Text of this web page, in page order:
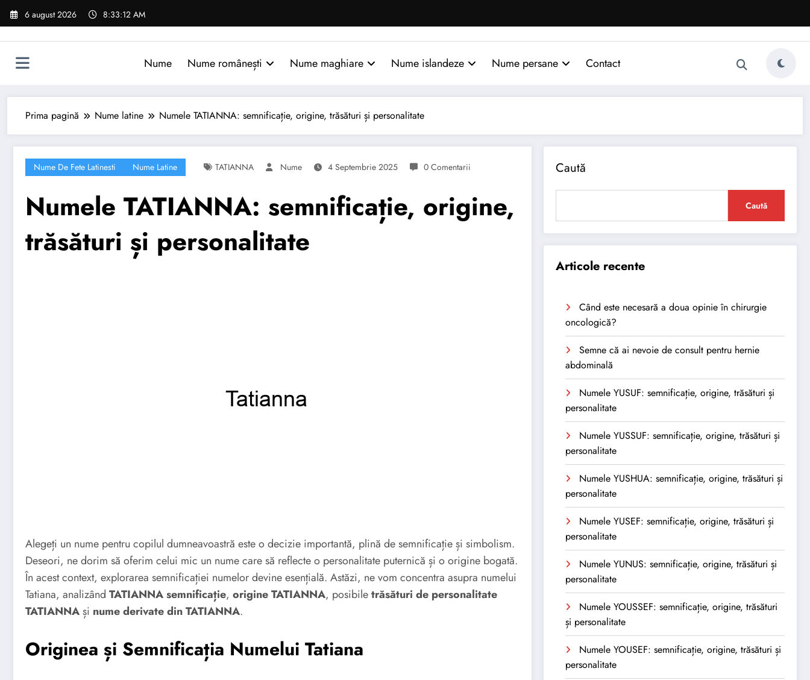
Sari
6 august 2026 8:33:13 AM
Nume Nume românești Nume maghiare Nume islandeze Nume persane Contact
Prima pagină Nume latine Numele TATIANNA: semnificație, origine, trăsături și personalitate
Nume De Fete Latinesti Nume Latine TATIANNA Nume 4 Septembrie 2025 0 Comentarii
Numele TATIANNA: semnificație, origine,
trăsături și personalitate
Alegeți un nume pentru copilul dumneavoastră este o decizie importantă, plină de semnificație și simbolism.
Deseori, ne dorim să oferim celui mic un nume care să reflecte o personalitate puternică și o origine bogată.
În acest context, explorarea semnificației numelor devine esențială. Astăzi, ne vom concentra asupra numelui
Tatiana, analizând TATIANNA semnificație, origine TATIANNA, posibiletrăsături de personalitate
TATIANNAși nume derivate din TATIANNA.
Originea și Semnificația Numelui Tatiana
Caută
Caută
Articole recente
Când este necesară a doua opinie în chirurgie
oncologică?
Semne că ai nevoie de consult pentru hernie
abdominală
Numele YUSUF: semnificație, origine, trăsături și
personalitate
Numele YUSSUF: semnificație, origine, trăsături și
personalitate
Numele YUSHUA: semnificație, origine, trăsături și
personalitate
Numele YUSEF: semnificație, origine, trăsături și
personalitate
Numele YUNUS: semnificație, origine, trăsături și
personalitate
Numele YOUSSEF: semnificație, origine, trăsături
și personalitate
Numele YOUSEF: semnificație, origine, trăsături și
personalitate